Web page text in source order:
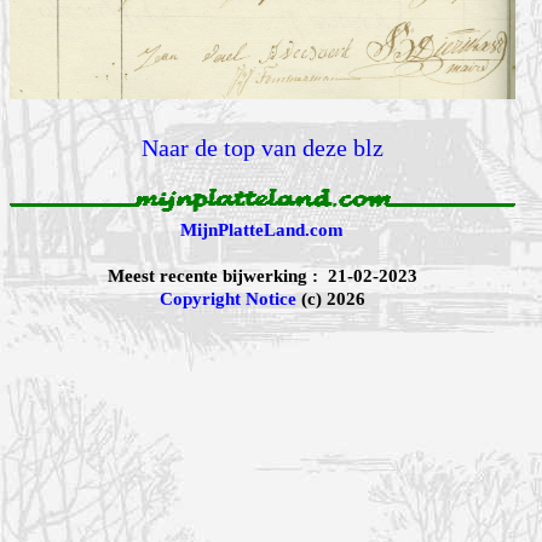
Naar de top van deze blz
MijnPlatteLand.com
Meest recente bijwerking : 21-02-2023
Copyright Notice(c) 2026